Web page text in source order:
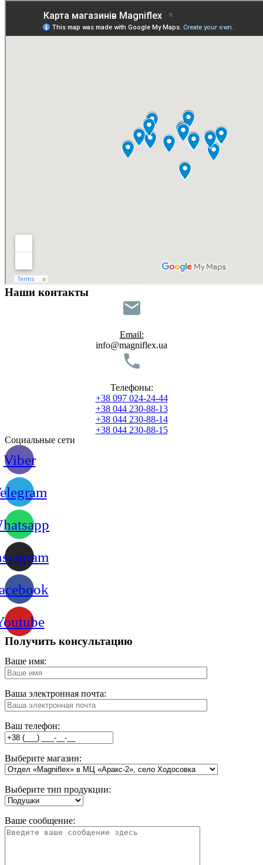
Наши контакты
Email:
info@magniflex.ua
Телефоны:
+38 097 024-24-44
+38 044 230-88-13
+38 044 230-88-14
+38 044 230-88-15
Социальные сети
Viber
Получить консультацию
Ваше имя:
Ваша электронная почта:
Ваш телефон:
Выберите магазин:
Выберите тип продукции:
Ваше сообщение: